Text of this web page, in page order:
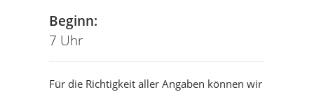
Beginn:
7 Uhr
Für die Richtigkeit aller Angaben können wir